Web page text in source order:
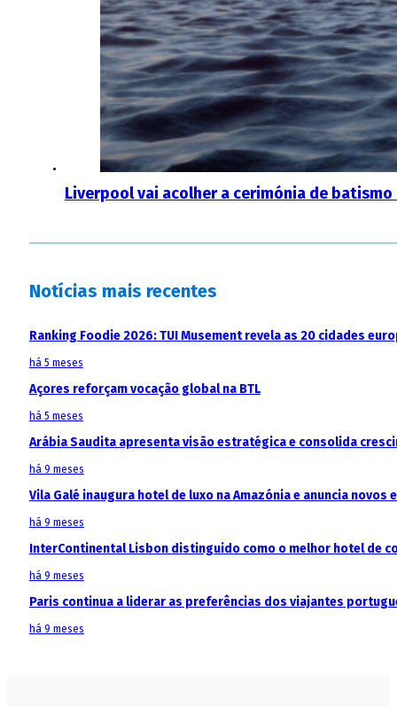
Liverpool vai acolher a cerimónia de batismo
Notícias mais recentes
Ranking Foodie 2026: TUI Musement revela as 20 cidades
há 5 meses
Açores reforçam vocação global na BTL
há 5 meses
Arábia Saudita apresenta visão estratégica e consolida
há 9 meses
Vila Galé inaugura hotel de luxo na Amazónia e anuncia
há 9 meses
InterContinental Lisbon distinguido como o melhor hotel de
há 9 meses
Paris continua a liderar as preferências dos viajantes
há 9 meses